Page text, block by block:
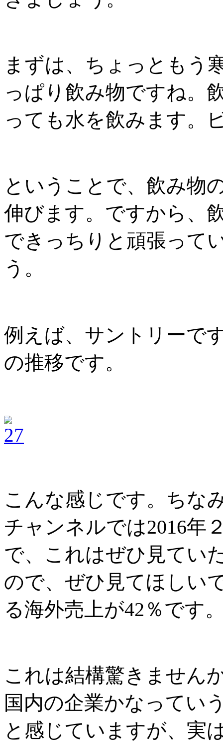
まずは、ちょっともう
っぱり飲み物ですね。
っても水を飲みます。
ということで、飲み物
伸びます。ですから、
できっちりと頑張って
う。
例えば、サントリーで
の推移です。
こんな感じです。ちな
チャンネルでは2016年
で、これはぜひ見てい
ので、ぜひ見てほしい
る海外売上が42 ％です
これは結構驚きません
国内の企業かなってい
と感じていますが、実